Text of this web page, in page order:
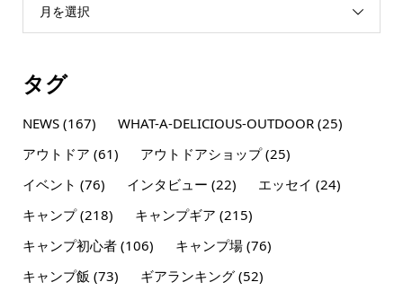
月を選択
タグ
NEWS(167) WHAT-A-DELICIOUS-OUTDOOR(25)
アウトドア (61) アウトドアショップ(25)
イベント (76) インタビュー (22) エッセイ (24)
キャンプ(218) キャンプギア (215)
キャンプ初心者(106) キャンプ場(76)
キャンプ飯 (73) ギアランキング(52)